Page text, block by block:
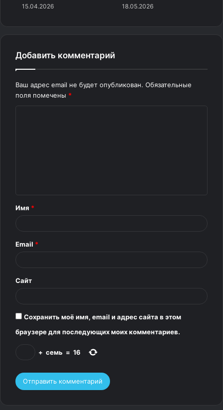
15.04.2026 18.05.2026
Добавить комментарий
Ваш адрес email не будет опубликован. Обязательные
поля помечены *
и
*
Имя *
Email *
Сайт
Сохранить моё имя, email и адрес сайта в этом
браузере для последующих моих комментариев.
+ семь = 16